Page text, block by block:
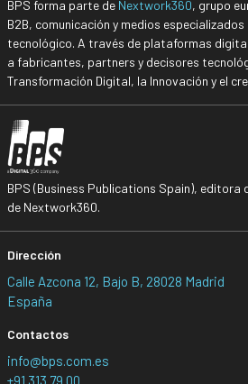
BPS forma parte de Nextwork360, grupo
B2B, comunicación y medios
tecnológico. A través de plataformas
a fabricantes, partners y decisores
Transformación Digital, la Innovación y el
BPS (Business Publications Spain),
de Nextwork360.
Dirección
Calle Azcona 12, Bajo B, 28028 Madrid
España
Contactos
info@bps.com.es
+91 313 79 00